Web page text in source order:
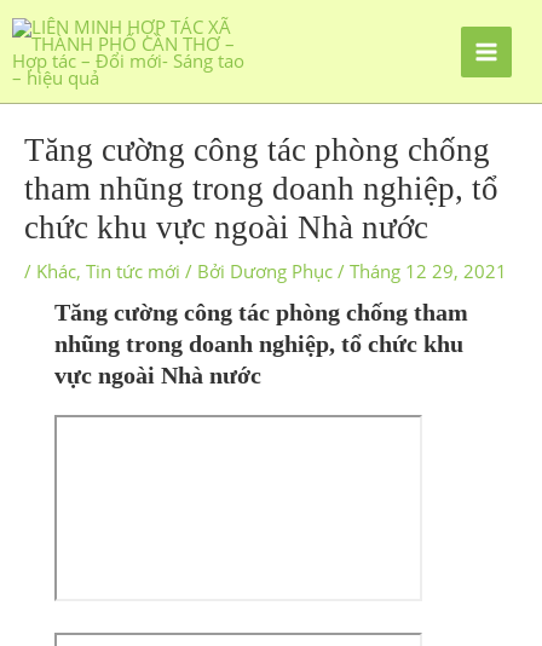
Tăng cường công tác phòng chống
tham nhũng trong doanh nghiệp, tổ
chức khu vực ngoài Nhà nước
/ Khác, Tin tức mới / Bởi Dương Phục / Tháng 12 29, 2021
Tăng cường công tác phòng chống tham
nhũng trong doanh nghiệp, tổ chức khu
vực ngoài Nhà nước